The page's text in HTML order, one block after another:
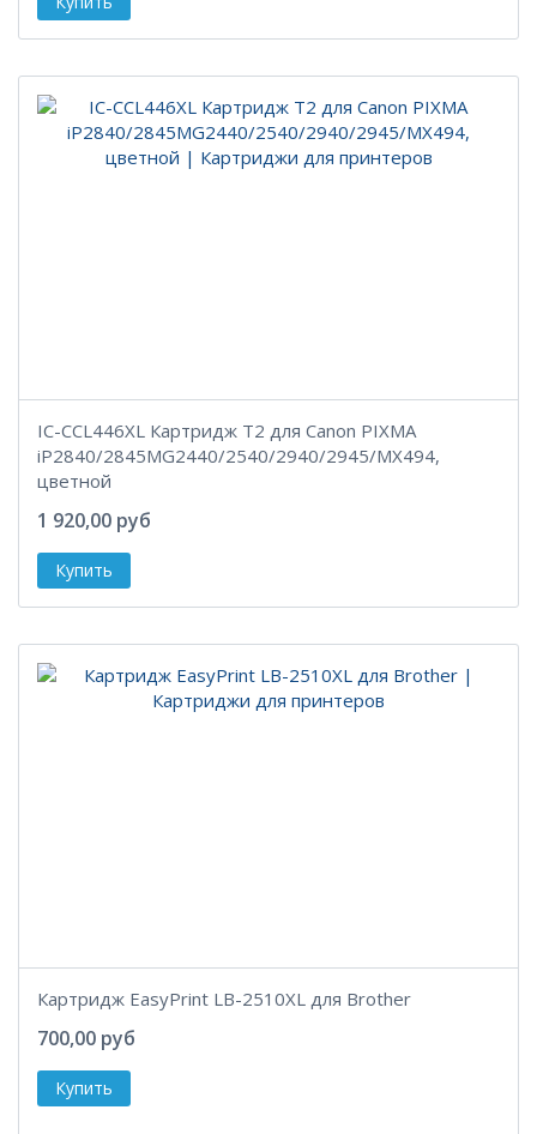
IC-CCL446XL Картридж T2 для Canon PIXMA
iP2840/2845MG2440/2540/2940/2945/MX494,
цветной
1 920,00 руб
Картридж EasyPrint LB-2510XL для Brother
700,00 руб